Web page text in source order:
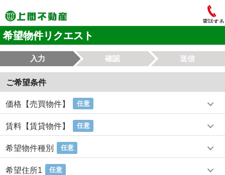
電話する
希望物件リクエスト
入力 確認 送信
ご希望条件
価格【売買物件】 任意
賃料【賃貸物件】 任意
希望物件種別 任意
希望住所1 任意